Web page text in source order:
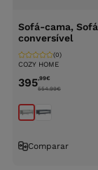
Sofá-cama, Sofá
conversível
COZY HOME
(0)
395,99€
554.99€
Comparar